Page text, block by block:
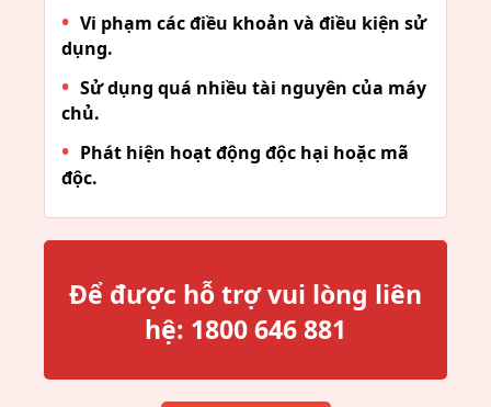
Vi phạm các điều khoản và điều kiện sử
dụng.
Sử dụng quá nhiều tài nguyên của máy
chủ.
Phát hiện hoạt động độc hại hoặc mã
độc.
Để được hỗ trợ vui lòng liên
hệ: 1800 646 881